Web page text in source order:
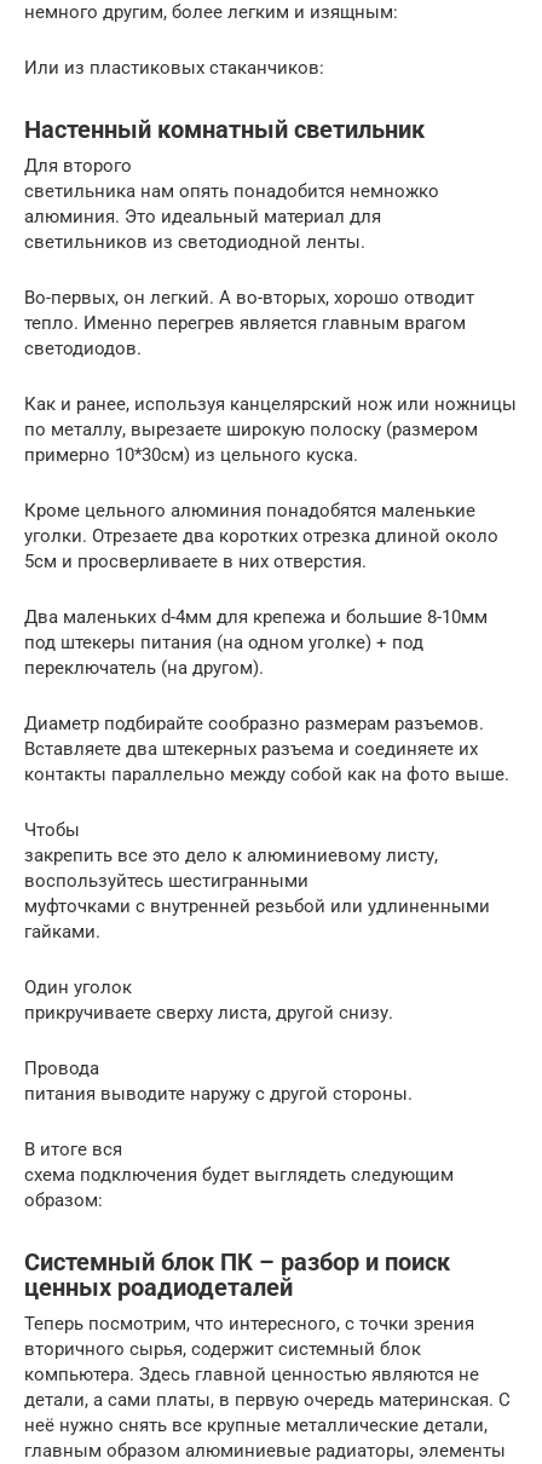
немного другим, более легким и изящным:
Или из пластиковых стаканчиков:
Настенный комнатный светильник
Для второго
светильника нам опять понадобится немножко
алюминия. Это идеальный материал для
светильников из светодиодной ленты.
Во-первых, он легкий. А во-вторых, хорошо отводит
тепло. Именно перегрев является главным врагом
светодиодов.
Как и ранее, используя канцелярский нож или ножницы
по металлу, вырезаете широкую полоску (размером
примерно 10*30см) из цельного куска.
Кроме цельного алюминия понадобятся маленькие
уголки. Отрезаете два коротких отрезка длиной около
5см и просверливаете в них отверстия.
Два маленьких d-4мм для крепежа и большие 8-10мм
под штекеры питания (на одном уголке) + под
переключатель (на другом).
Диаметр подбирайте сообразно размерам разъемов.
Вставляете два штекерных разъема и соединяете их
контакты параллельно между собой как на фото выше.
Чтобы
закрепить все это дело к алюминиевому листу,
воспользуйтесь шестигранными
муфточками с внутренней резьбой или удлиненными
гайками.
Один уголок
прикручиваете сверху листа, другой снизу.
Провода
питания выводите наружу с другой стороны.
В итоге вся
схема подключения будет выглядеть следующим
образом:
Системный блок ПК – разбор и поиск
ценных роадиодеталей
Теперь посмотрим, что интересного, с точки зрения
вторичного сырья, содержит системный блок
компьютера. Здесь главной ценностью являются не
детали, а сами платы, в первую очередь материнская. С
неё нужно снять все крупные металлические детали,
главным образом алюминиевые радиаторы, элементы